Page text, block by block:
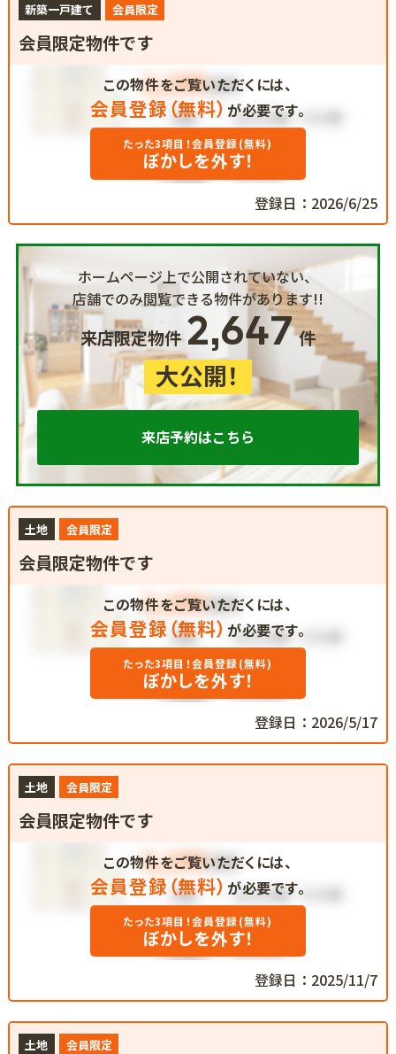
新築一戸建て 会員限定
会員限定物件です
この物件をご覧いただくには、
会員登録（無料） が必要です。
たった3項目！会員登録(無料)
ぼかしを外す！
登録日：2026/6/25
ホームページ上で公開されていない、
店舗でのみ閲覧できる物件があります!!
来店限定物件2,647件
大公開！
来店予約はこちら
土地 会員限定
会員限定物件です
この物件をご覧いただくには、
会員登録（無料） が必要です。
たった3項目！会員登録(無料)
ぼかしを外す！
登録日：2026/5/17
土地 会員限定
会員限定物件です
この物件をご覧いただくには、
会員登録（無料） が必要です。
たった3項目！会員登録(無料)
ぼかしを外す！
登録日：2025/11/7
土地 会員限定